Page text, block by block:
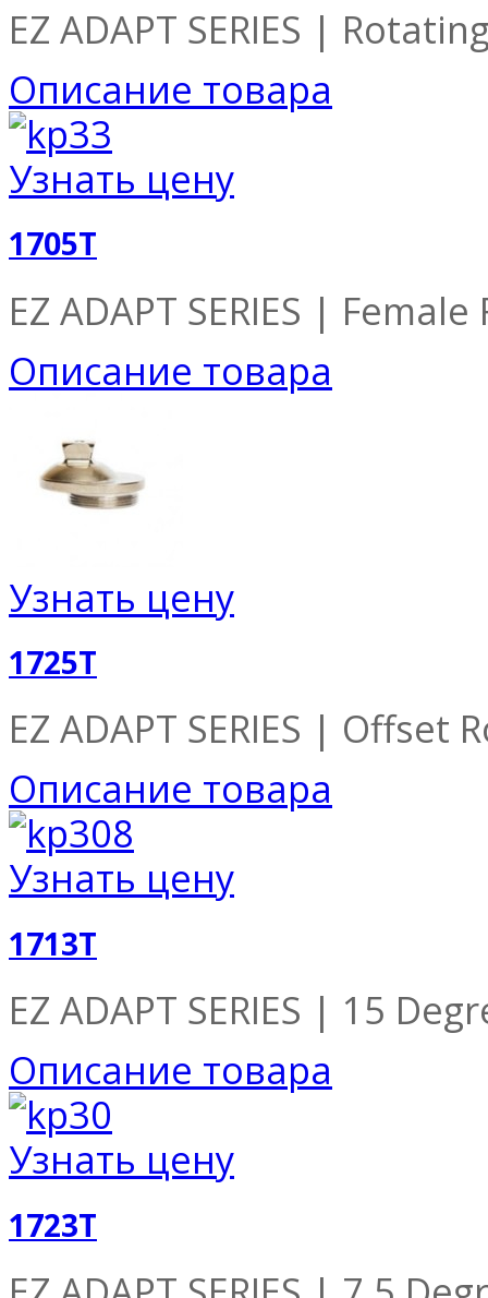
EZ ADAPT SERIES |
Описание товара
Узнать цену
1705T
EZ ADAPT SERIES |
Описание товара
Узнать цену
1725T
EZ ADAPT SERIES |
Описание товара
Узнать цену
1713T
EZ ADAPT SERIES | 15
Описание товара
Узнать цену
1723T